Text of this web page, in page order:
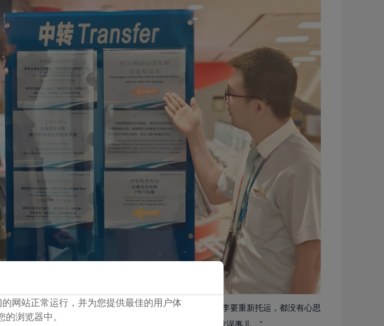
生说：“我回国经常从悉尼到厦门再转机，一想到那么多行李要重新托运，都没有心思
网站正常运行，并为您提供最佳的用户体
浏览器中。